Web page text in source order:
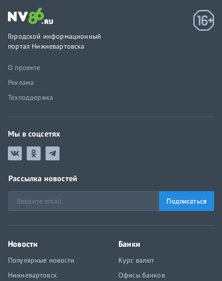
Городской информационный
портал Нижневартовска
О проекте
Реклама
Техподдержка
Мы в соцсетях
Рассылка новостей
Подписаться
Новости
Популярные новости
Нижневартовск
Банки
Курс валют
Офисы банков